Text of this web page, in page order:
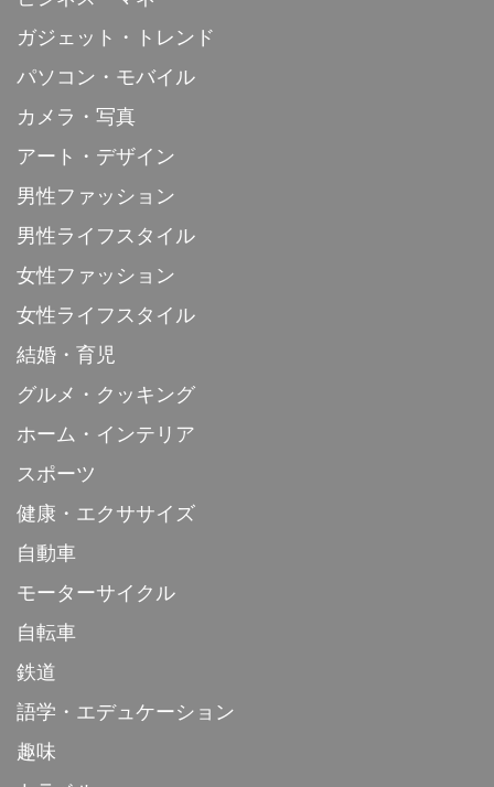
ガジェット・トレンド
パソコン・モバイル
カメラ・写真
アート・デザイン
男性ファッション
男性ライフスタイル
女性ファッション
女性ライフスタイル
結婚・育児
グルメ・クッキング
ホーム・インテリア
スポーツ
健康・エクササイズ
自動車
モーターサイクル
自転車
鉄道
語学・エデュケーション
趣味